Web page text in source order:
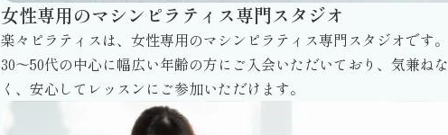
女性専用のマシンピラティス専門スタジオ
楽々ピラティスは、女性専用のマシンピラティス専門スタジオです。
30～50代の中心に幅広い年齢の方にご入会いただいており、気兼ねな
く、安心してレッスンにご参加いただけます。​